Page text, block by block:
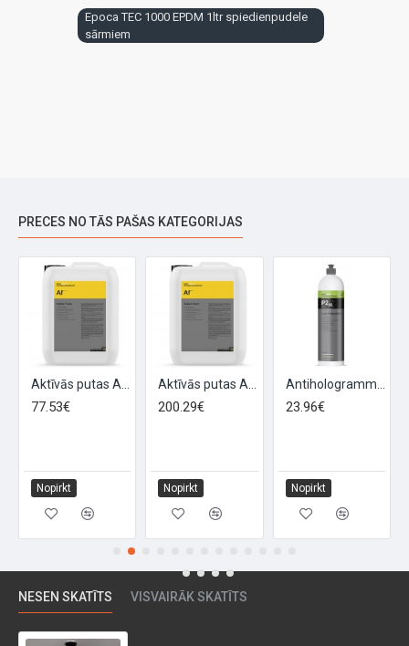
Epoca TEC 1000 EPDM 1ltr spiedienpudele
sārmiem
PRECES NO TĀS PAŠAS KATEGORIJAS
Aktīvās putas Af 10kg
77.53€
Nopirkt
Aktīvās putas Af 21kg
200.29€
Nopirkt
Antihologrammu pulēšanas pasta P2.03 1l
23.96€
Nopirkt
NESEN SKATĪTS VISVAIRĀK SKATĪTS